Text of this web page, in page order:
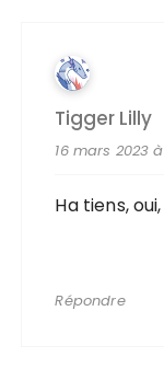
Tigger Lilly
16 mars 2023
Ha tiens,
Répondre